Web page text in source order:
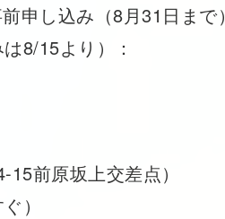
申し込み（8月31日まで）
8/15より）：
前原坂上交差点）
）